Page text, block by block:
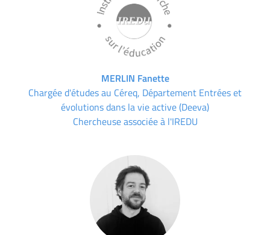
MERLIN Fanette
Chargée d'études au Céreq, Département Entrées et
évolutions dans la vie active (Deeva)
Chercheuse associée à l'IREDU